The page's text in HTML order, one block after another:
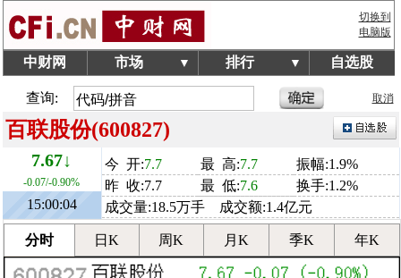
切换到
电脑版
中财网 市场 ▼ 排行 ▼ 自选股
查询: 取消
百联股份(600827)
7.67↓
-0.07/-0.90%
15:00:04
今 开:7.7 最 高:7.7
振幅:1.9%
昨 收:7.7
最 低:7.6
换手:1.2%
成交量:18.5万手 成交额:1.4亿元
分时 日K 周K 月K 季K 年K